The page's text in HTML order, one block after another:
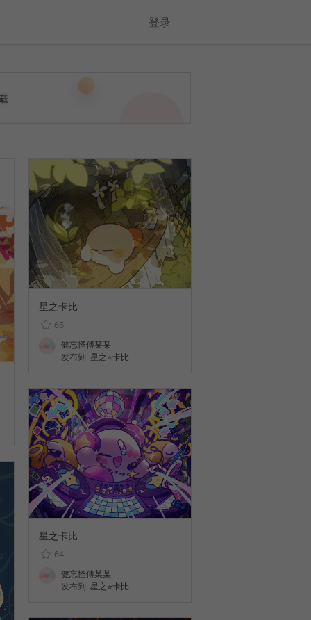
登录
星之卡比
65
健忘怪傅某某
发布到 星之⭐卡比
星之卡比
64
健忘怪傅某某
发布到 星之⭐卡比